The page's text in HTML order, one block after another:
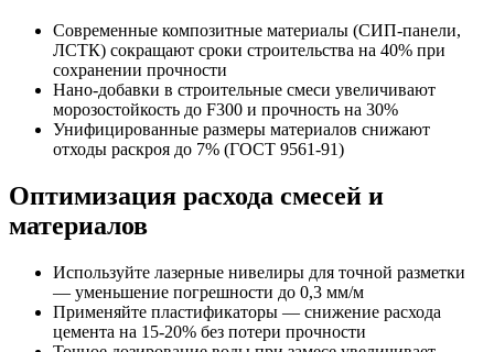
Современные композитные материалы (СИП-панели,
ЛСТК) сокращают сроки строительства на 40% при
сохранении прочности
Нано-добавки в строительные смеси увеличивают
морозостойкость до F300 и прочность на 30%
Унифицированные размеры материалов снижают
отходы раскроя до 7% (ГОСТ 9561-91)
Оптимизация расхода смесей и
материалов
Используйте лазерные нивелиры для точной разметки
— уменьшение погрешности до 0,3 мм/м
Применяйте пластификаторы — снижение расхода
цемента на 15-20% без потери прочности